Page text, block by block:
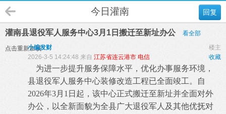
回复
今日灌南
灌南县退役军人服务中心3月1日搬迁至新址办公 看全部
点击重新加载 楼主
小编发财
收藏
2026-3-5 14:24:48 来自 江苏省连云港市 电信
为进一步提升服务保障水平，优化办事服务环境，
县退役军人服务中心装修改造工程已全面竣工。自
2026年3月1日起，该中心正式搬迁至新址并全面对外
办公，以全新面貌为全县广大退役军人及其他优抚对